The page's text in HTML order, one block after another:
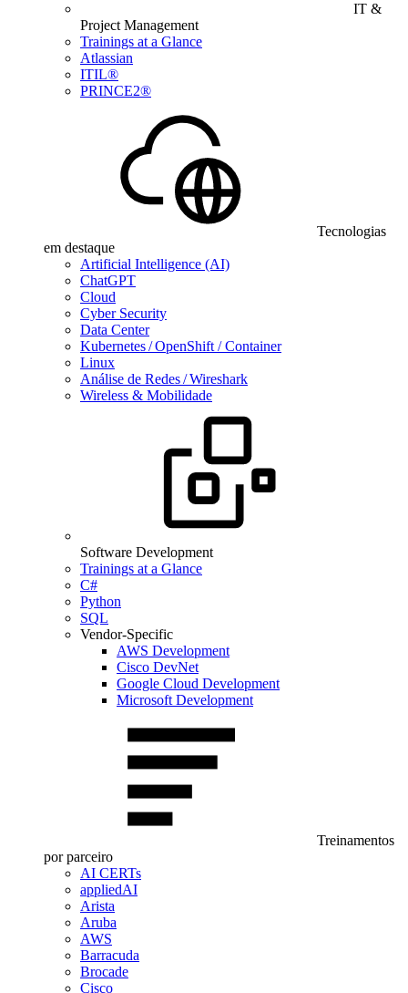
IT &
Project Management
Trainings at a Glance
Atlassian
ITIL®
PRINCE2®
Tecnologias
em destaque
Artificial Intelligence (AI)
ChatGPT
Cloud
Cyber Security
Data Center
Kubernetes / OpenShift / Container
Linux
Análise de Redes / Wireshark
Wireless & Mobilidade
Software Development
Trainings at a Glance
C#
Python
SQL
Vendor-Specific
AWS Development
Cisco DevNet
Google Cloud Development
Microsoft Development
Treinamentos
por parceiro
AI CERTs
appliedAI
Arista
Aruba
AWS
Barracuda
Brocade
Cisco